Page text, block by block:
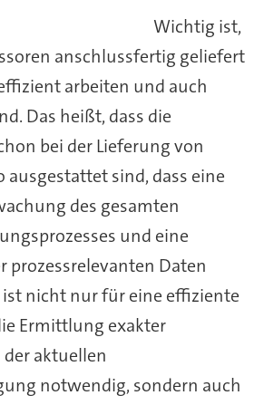
Wichtig ist,
anschlussfertig geliefert
arbeiten und auch
Das heißt, dass die
bei der Lieferung von
ausgestattet sind, dass eine
des gesamten
und eine
prozessrelevanten Daten
nicht nur für eine effiziente
Ermittlung exakter
aktuellen
notwendig, sondern auch